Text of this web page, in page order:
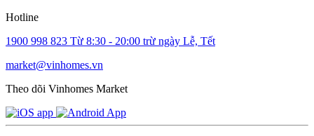
Hotline
1900 998 823 Từ 8:30 - 20:00 trừ ngày Lễ, Tết
market@vinhomes.vn
Theo dõi Vinhomes Market